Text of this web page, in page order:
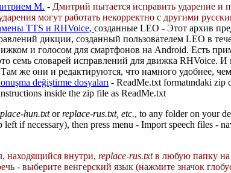
М. - Дмитрий пытается исправить ударение и
могут работать некорректно с другими
TTS и RHVoice, созданные LEO - Этот архив
дикции, созданный пользователем LEO в
и голосом для смартфонов на Android. Есть
семь словарей исправлений для движка RHVoice.
же они и редактируются, что намного удобнее,
değiştirme dosyaları - ReadMe.txt formatındaki zip
inside the zip file as ReadMe.txt
hun.txtorreplace-rus.txt, etc., to any folder on your
if necessary), then press menu - Import speech files -
находящийся внутри, replace-rus.txt в любую папку на
- выберите венгерский язык (нажмите значок